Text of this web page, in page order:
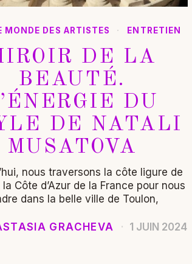
MONDE DES ARTISTES · ENTRETIEN
DE LA
BEAUTÉ.
DU
DE NATALI
MUSATOVA
nous traversons la côte ligure de
la Côte d’Azur de la France pour nous
dans la belle ville de Toulon,
GRACHEVA 1 JUIN 2024